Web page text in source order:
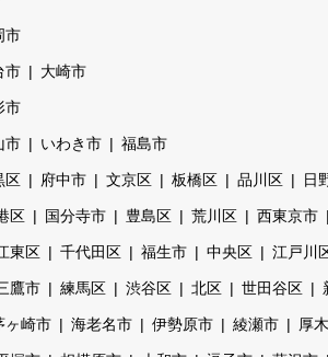
市
市 大崎市
市
市 いわき市 福島市
区 府中市 文京区 板橋区 品川区 日
区 国分寺市 豊島区 荒川区 西東京市
東区 千代田区 福生市 中央区 江戸川
鷹市 練馬区 渋谷区 北区 世田谷区
ヶ崎市 海老名市 伊勢原市 綾瀬市 厚